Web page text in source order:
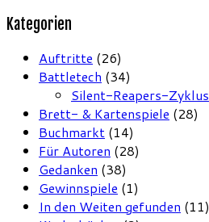
Kategorien
Auftritte (26)
Battletech (34)
Silent-Reapers-Zyklus
Brett- & Kartenspiele (28)
Buchmarkt (14)
Für Autoren (28)
Gedanken (38)
Gewinnspiele (1)
In den Weiten gefunden (11)